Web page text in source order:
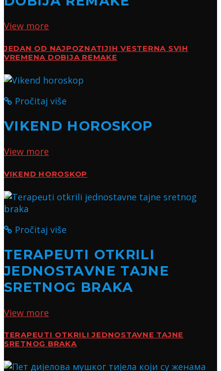
View more
JEDAN OD NAJPOZNATIJIH VESTERNA SVIH
VREMENA DOBIJA REMAKE
Pročitaj više
VIKEND HOROSKOP
View more
VIKEND HOROSKOP
Pročitaj više
TERAPEUTI OTKRILI
JEDNOSTAVNE TAJNE
SRETNOG BRAKA
View more
TERAPEUTI OTKRILI JEDNOSTAVNE TAJNE
SRETNOG BRAKA